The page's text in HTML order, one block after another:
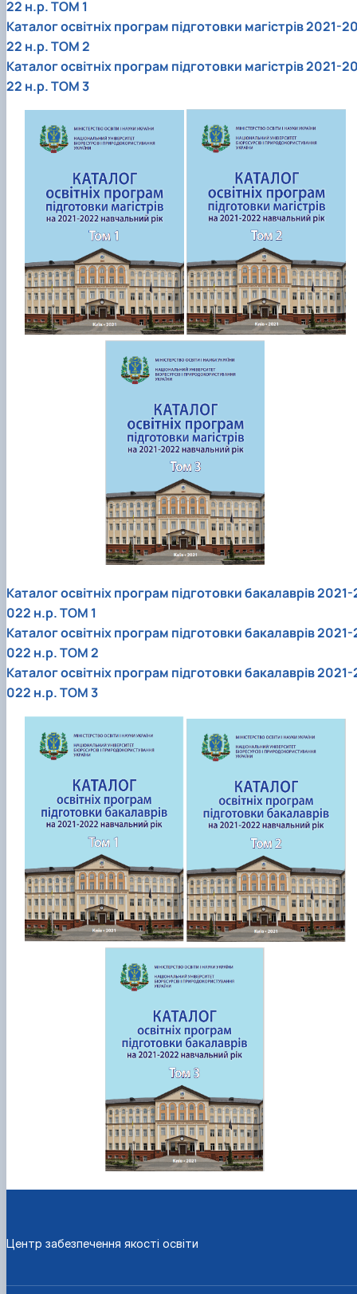
22 н.р. ТОМ 1
Каталог освітніх програм підготовки магістрів 2021-
22 н.р. ТОМ 2
Каталог освітніх програм підготовки магістрів 2021-
22 н.р. ТОМ 3
Каталог освітніх програм підготовки бакалаврів 2021-
022 н.р. ТОМ 1
Каталог освітніх програм підготовки бакалаврів 2021-
022 н.р. ТОМ 2
Каталог освітніх програм підготовки бакалаврів 2021-
022 н.р. ТОМ 3
Центр забезпечення якості освіти